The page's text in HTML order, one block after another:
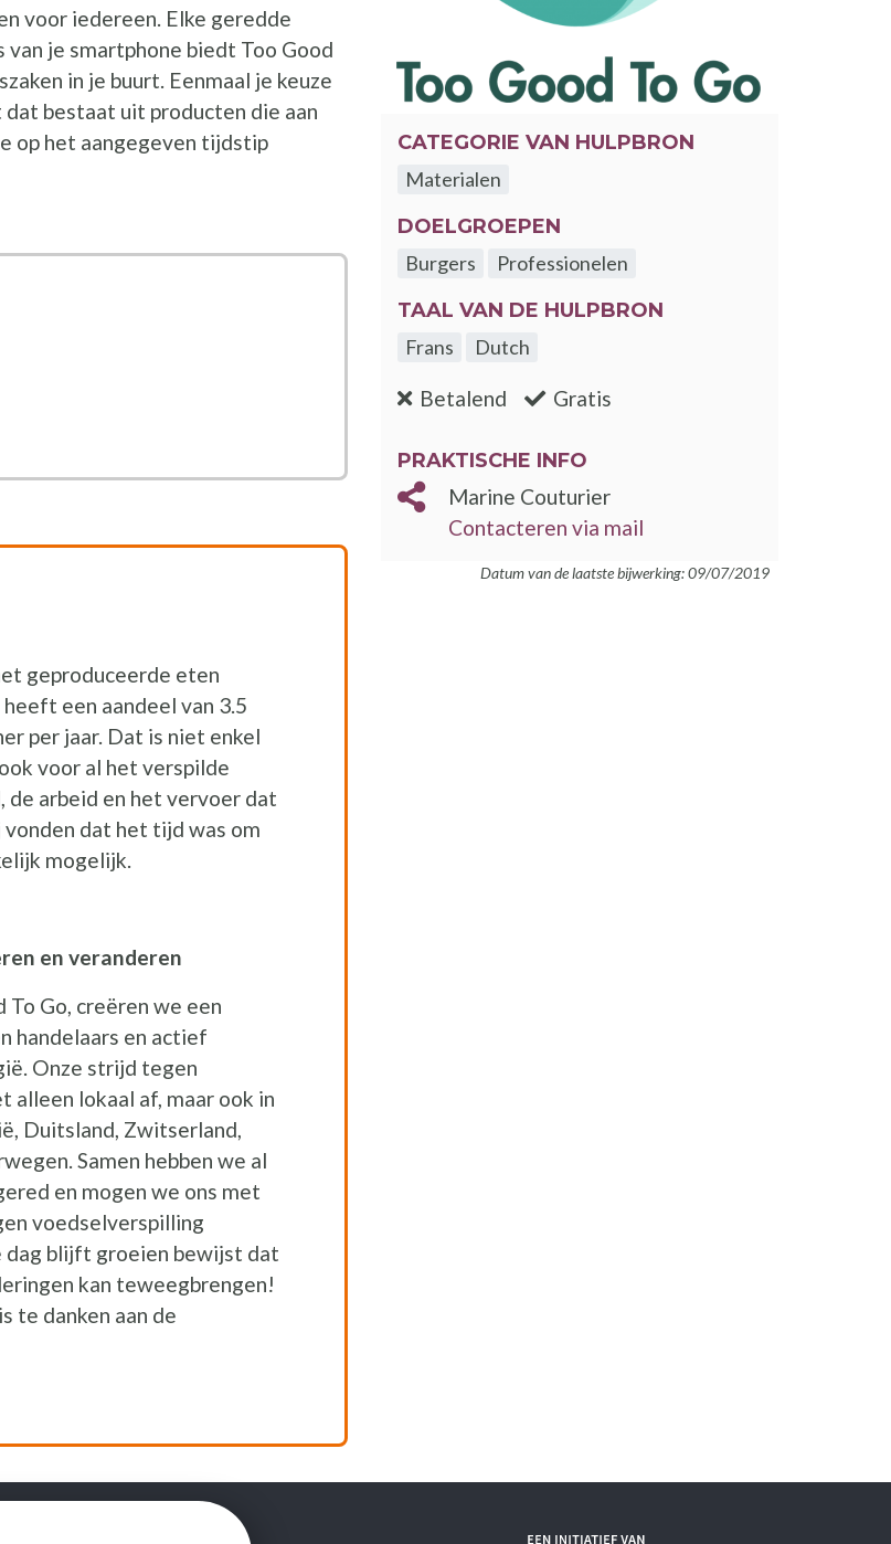
voor iedereen. Elke geredde
je smartphone biedt Too Good
in je buurt. Eenmaal je keuze
bestaat uit producten die aan
op het aangegeven tijdstip
geproduceerde eten
een aandeel van 3.5
per jaar. Dat is niet enkel
voor al het verspilde
de arbeid en het vervoer dat
dat het tijd was om
mogelijk.
en veranderen
To Go, creëren we een
handelaars en actief
Onze strijd tegen
alleen lokaal af, maar ook in
Duitsland, Zwitserland,
Samen hebben we al
en mogen we ons met
voedselverspilling
dag blijft groeien bewijst dat
kan teweegbrengen!
te danken aan de
CATEGORIE VAN HULPBRON
Materialen
DOELGROEPEN
Burgers
Professionelen
TAAL VAN DE HULPBRON
Frans
Dutch
Betalend :nee Gratis
PRAKTISCHE INFO
Marine Couturier
Contacteren via mail
Datum van de laatste bijwerking: 09/07/2019